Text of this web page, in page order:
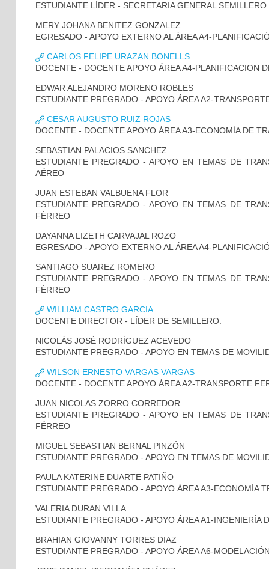
ESTUDIANTE LÍDER - SECRETARIA GENERAL SEMILLERO
MERY JOHANA BENITEZ GONZALEZ
EGRESADO - APOYO EXTERNO AL ÁREA A4-
CARLOS FELIPE URAZAN BONELLS
DOCENTE - DOCENTE APOYO ÁREA A4-PLANIFICACION
EDWAR ALEJANDRO MORENO ROBLES
ESTUDIANTE PREGRADO - APOYO ÁREA A2-
CESAR AUGUSTO RUIZ ROJAS
DOCENTE - DOCENTE APOYO ÁREA A3-ECONOMÍA DE
SEBASTIAN PALACIOS SANCHEZ
ESTUDIANTE PREGRADO - APOYO EN TEMAS DE
AÉREO
JUAN ESTEBAN VALBUENA FLOR
ESTUDIANTE PREGRADO - APOYO EN TEMAS DE
FÉRREO
DAYANNA LIZETH CARVAJAL ROZO
EGRESADO - APOYO EXTERNO AL ÁREA A4-
SANTIAGO SUAREZ ROMERO
ESTUDIANTE PREGRADO - APOYO EN TEMAS DE
FÉRREO
WILLIAM CASTRO GARCIA
DOCENTE DIRECTOR - LÍDER DE SEMILLERO.
NICOLÁS JOSÉ RODRÍGUEZ ACEVEDO
ESTUDIANTE PREGRADO - APOYO EN TEMAS DE
WILSON ERNESTO VARGAS VARGAS
DOCENTE - DOCENTE APOYO ÁREA A2-TRANSPORTE
JUAN NICOLAS ZORRO CORREDOR
ESTUDIANTE PREGRADO - APOYO EN TEMAS DE
FÉRREO
MIGUEL SEBASTIAN BERNAL PINZÓN
ESTUDIANTE PREGRADO - APOYO EN TEMAS DE
PAULA KATERINE DUARTE PATIÑO
ESTUDIANTE PREGRADO - APOYO ÁREA A3-ECONOMÍA
VALERIA DURAN VILLA
ESTUDIANTE PREGRADO - APOYO ÁREA A1-INGENIERÍA
BRAHIAN GIOVANNY TORRES DIAZ
ESTUDIANTE PREGRADO - APOYO ÁREA A6-